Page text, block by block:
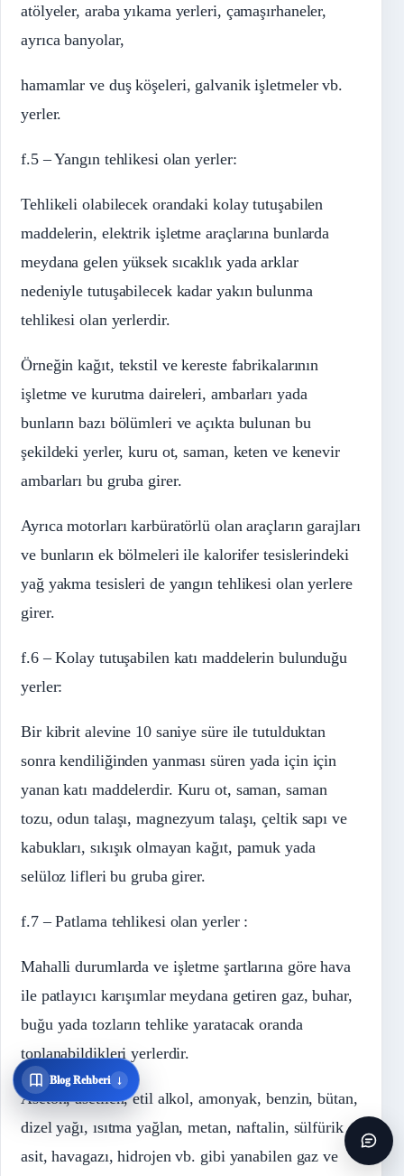
atölyeler, araba yıkama yerleri, çamaşırhaneler,
ayrıca banyolar,
hamamlar ve duş köşeleri, galvanik işletmeler vb.
yerler.
f.5 – Yangın tehlikesi olan yerler:
Tehlikeli olabilecek orandaki kolay tutuşabilen
maddelerin, elektrik işletme araçlarına bunlarda
meydana gelen yüksek sıcaklık yada arklar
nedeniyle tutuşabilecek kadar yakın bulunma
tehlikesi olan yerlerdir.
Örneğin kağıt, tekstil ve kereste fabrikalarının
işletme ve kurutma daireleri, ambarları yada
bunların bazı bölümleri ve açıkta bulunan bu
şekildeki yerler, kuru ot, saman, keten ve kenevir
ambarları bu gruba girer.
Ayrıca motorları karbüratörlü olan araçların garajları
ve bunların ek bölmeleri ile kalorifer tesislerindeki
yağ yakma tesisleri de yangın tehlikesi olan yerlere
girer.
f.6 – Kolay tutuşabilen katı maddelerin bulunduğu
yerler:
Bir kibrit alevine 10 saniye süre ile tutulduktan
sonra kendiliğinden yanması süren yada için için
yanan katı maddelerdir. Kuru ot, saman, saman
tozu, odun talaşı, magnezyum talaşı, çeltik sapı ve
kabukları, sıkışık olmayan kağıt, pamuk yada
selüloz lifleri bu gruba girer.
f.7 – Patlama tehlikesi olan yerler :
Mahalli durumlarda ve işletme şartlarına göre hava
ile patlayıcı karışımlar meydana getiren gaz, buhar,
buğu yada tozların tehlike yaratacak oranda
toplanabildikleri yerlerdir.
Aseton, asetilen, etil alkol, amonyak, benzin, bütan,
dizel yağı, ısıtma yağlan, metan, naftalin, sülfürik
asit, havagazı, hidrojen vb. gibi yanabilen gaz ve
Blog Rehberi ↓